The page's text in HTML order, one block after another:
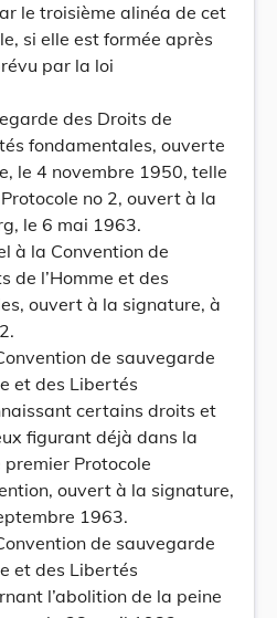
le troisième alinéa de cet
si elle est formée après
par la loi
des Droits de
fondamentales, ouverte
le 4 novembre 1950, telle
no 2, ouvert à la
le 6 mai 1963.
à la Convention de
de l’Homme et des
ouvert à la signature, à
de sauvegarde
et des Libertés
certains droits et
figurant déjà dans la
Protocole
ouvert à la signature,
1963.
de sauvegarde
et des Libertés
l’abolition de la peine